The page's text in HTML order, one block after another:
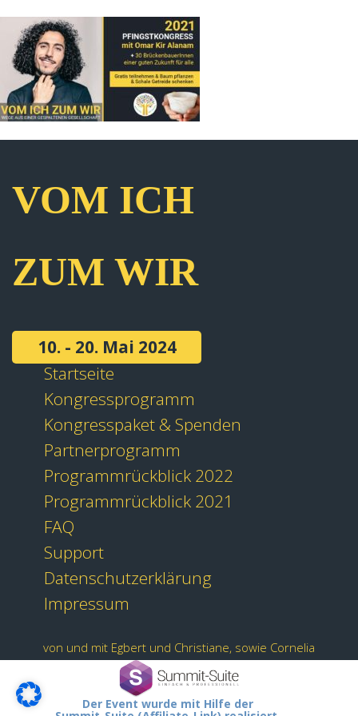
VOM ICH
ZUM WIR
10. - 20. Mai 2024
Startseite
Kongressprogramm
Kongresspaket & Spenden
Partnerprogramm
Programmrückblick 2022
Programmrückblick 2021
FAQ
Support
Datenschutzerklärung
Impressum
von und mit Egbert und Christiane, sowie Cornelia
Der Event wurde mit Hilfe der